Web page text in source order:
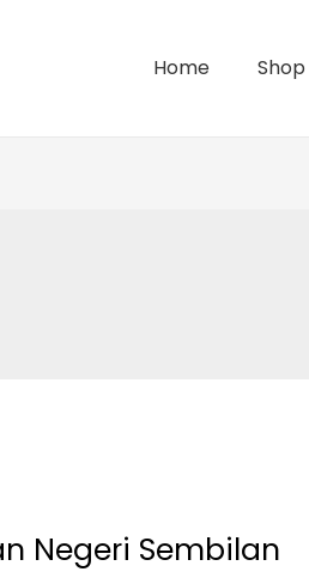
Home Shop
Negeri Sembilan